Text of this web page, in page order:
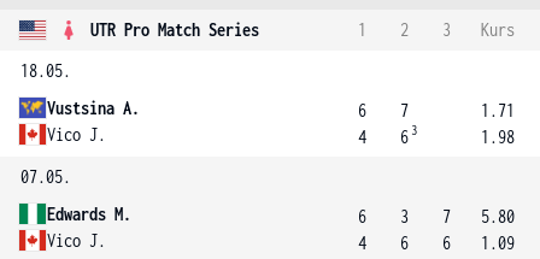
UTR Pro Match Series 1 2 3
Kurs
18.05.
Vustsina A.
Vico J.
6
4
7
6 3
1.71
1.98
07.05.
Edwards M.
Vico J.
6
4
3
6
7
6
5.80
1.09